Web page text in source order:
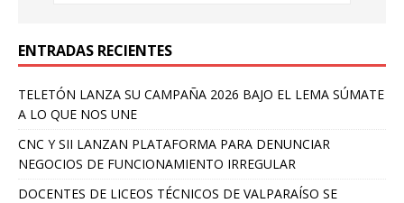
ENTRADAS RECIENTES
TELETÓN LANZA SU CAMPAÑA 2026 BAJO EL LEMA SÚMATE
A LO QUE NOS UNE
CNC Y SII LANZAN PLATAFORMA PARA DENUNCIAR
NEGOCIOS DE FUNCIONAMIENTO IRREGULAR
DOCENTES DE LICEOS TÉCNICOS DE VALPARAÍSO SE